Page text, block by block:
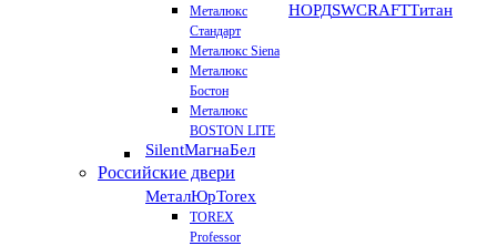
Металюкс
Стандарт
Металюкс Siena
Металюкс
Бостон
Металюкс
BOSTON LITE
SilentМагнаБел
НОРДSWCRAFTТитан
Российские двери
МеталЮрTorex
TOREX
Professor